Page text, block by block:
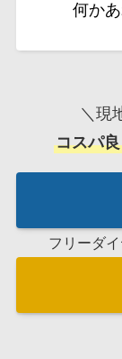
何か
＼現
コスパ
フリーダ